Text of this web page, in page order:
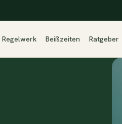
Regelwerk Beißzeiten Ratgeber